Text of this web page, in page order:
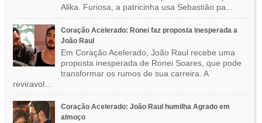
Alika. Furiosa, a patricinha usa Sebastião pa...
Coração Acelerado: Ronei faz proposta inesperada a
João Raul
Em Coração Acelerado, João Raul recebe uma
proposta inesperada de Ronei Soares, que pode
transformar os rumos de sua carreira. A
reviravol...
Coração Acelerado: João Raul humilha Agrado em
almoço